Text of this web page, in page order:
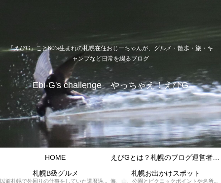
「えびG」こと60’s生まれの札幌在住おじーちゃんが、グルメ・散歩・旅・キ
ャンプなど日常を綴るブログ
Ebi-G's challenge やっちゃえ！えびG
HOME
札幌B級グルメ
以前札幌で外回りの仕事をしていた還暦過ぎブロガー「えびG」がランチ（サラリーマンランチ、サラメシ）を中心に、おそば、ラーメン、中華、日替わりランチを「札幌Bグルメ」と題してレポートしているブログカテゴリーのページです。現在は定年後の再雇用で札幌中とはいかなまでも会社の近くのすすきの界隈や家のある札幌市南区を中心に徘徊しております。
札幌お出かけスポット
海、山、公園とピクニックポイントや名所、旧跡などなど、、、、、札幌はもとより郊外の無理なく日帰りでいって帰ってこれるお出かけスポットを孫っち達（小学５、３年生、幼稚園年長さんの３人）とえびGがお出かけをして紹介しているページです。